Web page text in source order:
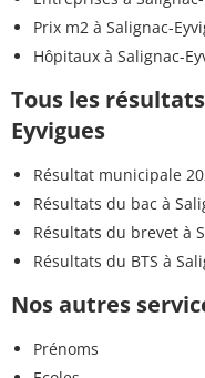
Prix m2 à Salignac-
Hôpitaux à Salignac-
Tous les
Eyvigues
Résultat municipale
Résultats du bac à
Résultats du brevet à
Résultats du BTS à
Nos autres
Prénoms